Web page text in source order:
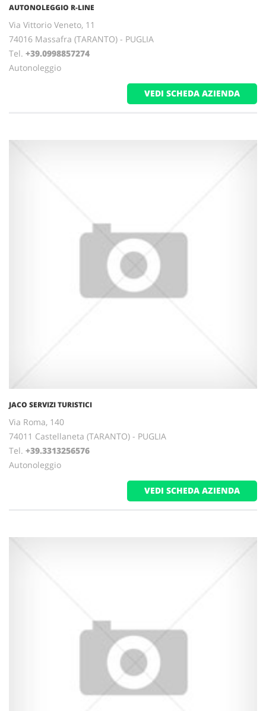
AUTONOLEGGIO R-LINE
Via Vittorio Veneto, 11
74016 Massafra (TARANTO) - PUGLIA
Tel. +39.0998857274
Autonoleggio
VEDI SCHEDA AZIENDA
JACO SERVIZI TURISTICI
Via Roma, 140
74011 Castellaneta (TARANTO) - PUGLIA
Tel. +39.3313256576
Autonoleggio
VEDI SCHEDA AZIENDA